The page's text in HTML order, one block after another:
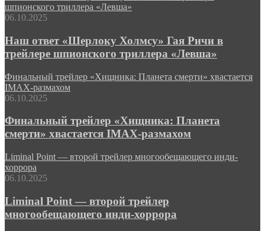
шпионского триллера «Левша»
06.10.2025
Наш ответ «Шерлоку Холмсу» Гая Ричи в
трейлере шпионского триллера «Левша»
Финальный трейлер «Хищника: Планета смерти» хвастается
IMAX-размахом
06.10.2025
Финальный трейлер «Хищника: Планета
смерти» хвастается IMAX-размахом
Liminal Point — второй трейлер многообещающего инди-
хоррора
06.10.2025
Liminal Point — второй трейлер
многообещающего инди-хоррора